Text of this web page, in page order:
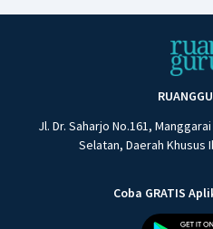
Jl. Dr. Saharjo No.161,
Selatan, Daerah Khusus
Coba GRATIS